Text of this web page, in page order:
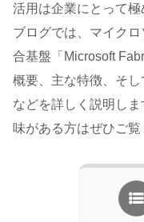
活用は企業にとって
ブログでは、マイク
合基盤「Microsoft
概要、主な特徴、そ
などを詳しく説明し
味がある方はぜひご覧